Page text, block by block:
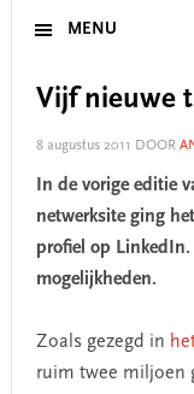
MENU
Vijf nieuwe
8 augustus 2011 DOOR
In de vorige editie
netwerksite ging
profiel op LinkedIn.
mogelijkheden.
Zoals gezegd in
ruim twee miljoen